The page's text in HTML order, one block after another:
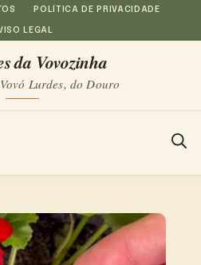
POLÍTICA DE PRIVACIDADE
LEGAL
da Vovozinha
Lurdes, do Douro